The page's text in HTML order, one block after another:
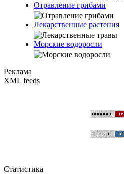
Отравление грибами
Лекарственные растения
Морские водоросли
Реклама
XML feeds
Статистика